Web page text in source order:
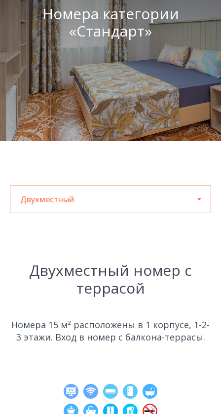
Номера категории
«Стандарт»
Двухместный номер с
террасой
Номера 15 м² расположены в 1 корпусе, 1-2-
3 этажи. Вход в номер с балкона-террасы.